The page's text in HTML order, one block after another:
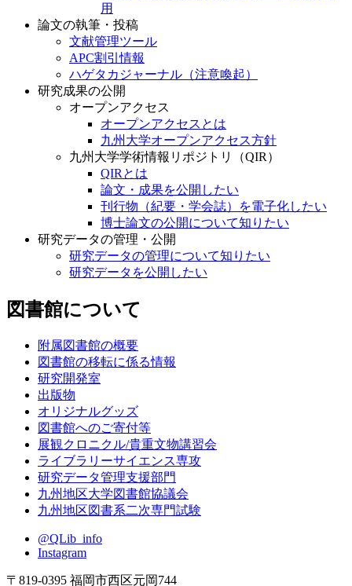
用
論文の執筆・投稿
文献管理ツール
APC割引情報
ハゲタカジャーナル（注意喚起）
研究成果の公開
オープンアクセス
オープンアクセスとは
九州大学オープンアクセス方針
九州大学学術情報リポジトリ（QIR）
QIRとは
論文・成果を公開したい
刊行物（紀要・学会誌）を電子化したい
博士論文の公開について知りたい
研究データの管理・公開
研究データの管理について知りたい
研究データを公開したい
図書館について
附属図書館の概要
図書館の移転に係る情報
研究開発室
出版物
オリジナルグッズ
図書館へのご寄付等
展観クロニクル/貴重文物講習会
ライブラリーサイエンス専攻
研究データ管理支援部門
九州地区大学図書館協議会
九州地区図書系二次専門試験
@QLib_info
Instagram
〒819-0395 福岡市西区元岡744